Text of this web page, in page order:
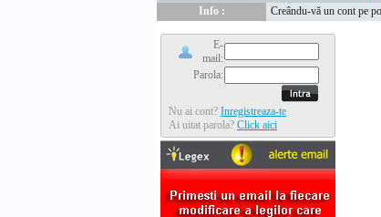
Info :
Creându-vă un cont pe
E-
mail:
Parola:
Nu ai cont? Inregistreaza-te
Ai uitat parola? Click aici